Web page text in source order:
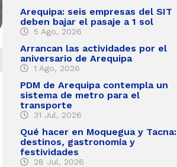
Arequipa: seis empresas del SIT
deben bajar el pasaje a 1 sol
5 Ago, 2026
Arrancan las actividades por el
aniversario de Arequipa
1 Ago, 2026
PDM de Arequipa contempla un
sistema de metro para el
transporte
31 Jul, 2026
Qué hacer en Moquegua y Tacna:
destinos, gastronomía y
festividades
28 Jul, 2026